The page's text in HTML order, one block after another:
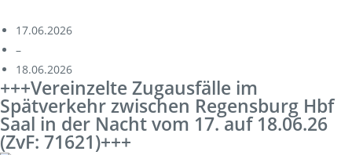
Verbindungen
Tickets
Freizeit
Service
Unternehmen
17.06.2026
–
18.06.2026
+++Vereinzelte Zugausfälle im
Spätverkehr zwischen Regensburg Hbf
Saal in der Nacht vom 17. auf 18.06.26
(ZvF: 71621)+++